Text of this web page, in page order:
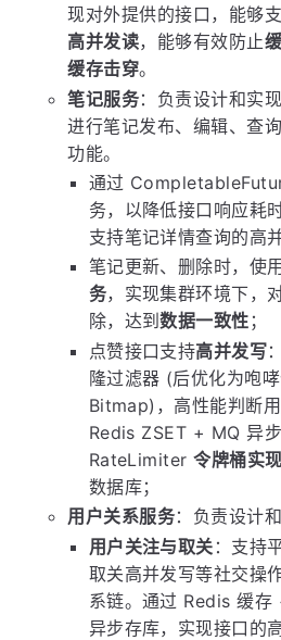
现对外提供的接口，能够
高并发读，能够有效防止
缓存击穿。
笔记服务：负责设计和实
进行笔记发布、编辑、查
功能。
通过
务，以降低接口响应耗
支持笔记详情查询的高
笔记更新、删除时，使用
务，实现集群环境下，
除，达到数据一致性 ；
点赞接口支持高并发写
隆过滤器 (后优化为咆
Bitmap)，高性能判断
Redis ZSET + MQ 异
RateLimiter令牌桶实
数据库；
用户关系服务：负责设计
用户关注与取关 ：支持
取关高并发写等社交操
系链。通过 Redis 缓存
异步存库，实现接口的